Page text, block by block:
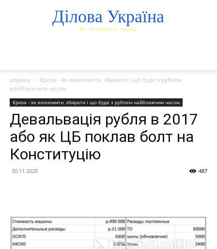
Ділова Україна
Як заробити гроші
додому
Криза - як економити, збирати і що буде з рублем
найближчим часом
Криза - як економити, збирати і що буде з рублем найближчим часом
Девальвація рубля в 2017
або як ЦБ поклав болт на
Конституцію
30.11.2020 487